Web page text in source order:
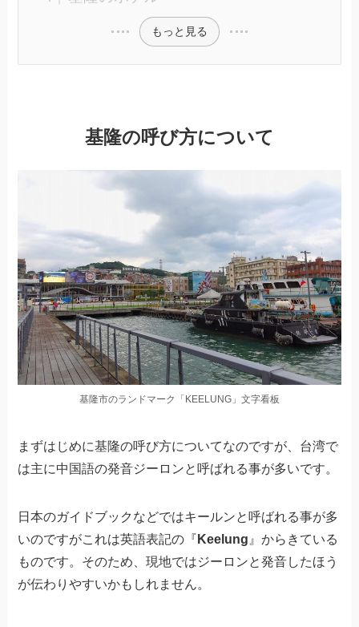
もっと見る
基隆の呼び方について
基隆市のランドマーク「KEELUNG」文字看板
まずはじめに基隆の呼び方についてなのですが、台湾で
は主に中国語の発音ジーロンと呼ばれる事が多いです。
日本のガイドブックなどではキールンと呼ばれる事が多
いのですがこれは英語表記の『 Keelung 』からきている
ものです。そのため、現地ではジーロンと発音したほう
が伝わりやすいかもしれません。